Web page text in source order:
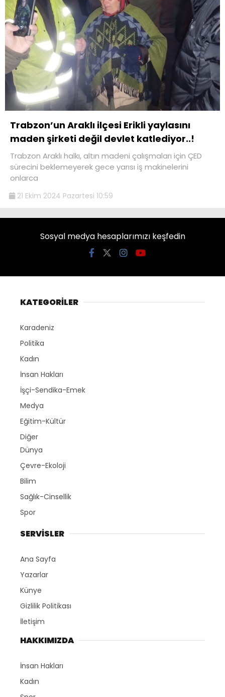
Trabzon’un Araklı ilçesi Erikli yaylasını
maden şirketi değil devlet katlediyor..!
Trabzon Araklı halkı, altın madeni çalışmaları için ÇED
sürecini beklemeyerek gece yarısı iş makinelerini
onlarca
21 Ekim 2024 Pazartesi 10:59
Sosyal medya hesaplarımızı keşfedin
KATEGORİLER
Karadeniz
Politika
Kadın
İnsan Hakları
İşçi-Sendika-Emek
Medya
Eğitim-Kültür
Diğer
Dünya
Çevre-Ekoloji
Bilim
Sağlık-Cinsellik
Spor
SERVİSLER
Ana Sayfa
Yazarlar
Künye
Gizlilik Politikası
İletişim
HAKKIMIZDA
İnsan Hakları
Kadın